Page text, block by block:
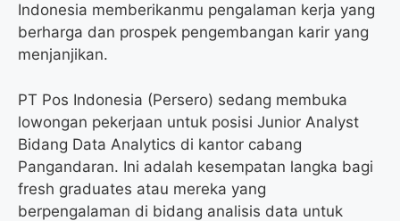
Indonesia memberikanmu pengalaman kerja yang
berharga dan prospek pengembangan karir yang
menjanjikan.
PT Pos Indonesia (Persero) sedang membuka
lowongan pekerjaan untuk posisi Junior Analyst
Bidang Data Analytics di kantor cabang
Pangandaran. Ini adalah kesempatan langka bagi
fresh graduates atau mereka yang
berpengalaman di bidang analisis data untuk